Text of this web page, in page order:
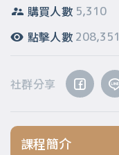
購買人數 5,310
點擊人數 208,351
社群分享
課程簡介